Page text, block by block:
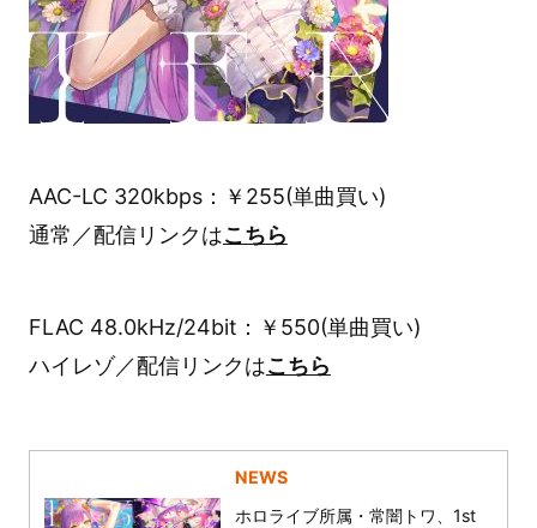
AAC-LC 320kbps：￥255(単曲買い)
通常／配信リンクはこちら
FLAC 48.0kHz/24bit：￥550(単曲買い)
ハイレゾ／配信リンクはこちら
NEWS
ホロライブ所属・常闇トワ、1st